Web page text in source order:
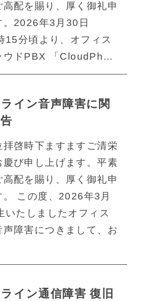
高配を賜り、厚く御礼申
。2026年3月30日
15分頃より、オフィス
ウドPBX 「CloudPh…
イン音声障害に関
拝啓時下ますますご清栄
慶び申し上げます。平素
高配を賜り、厚く御礼申
。 この度、2026年3月
いたしましたオフィス
声障害につきまして、お
イン通信障害 復旧